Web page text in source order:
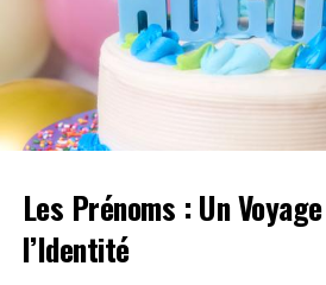
Les Origines de la
Au-delà de Bitcoin
Les Prénoms : Un
l’Identité